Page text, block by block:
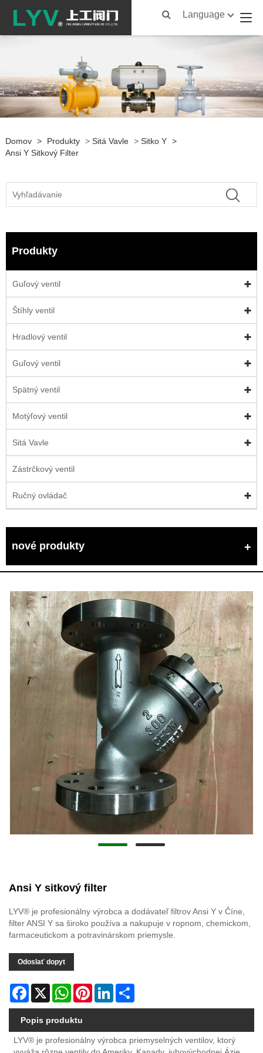
Language
Domov > Produkty > Sitá Vavle > Sitko Y >
Ansi Y Sitkový Filter
Produkty
Guľový ventil
Štíhly ventil
Hradlový ventil
Guľový ventil
Spätný ventil
Motýľový ventil
Sitá Vavle
Zástrčkový ventil
Ručný ovládač
nové produkty
Ansi Y sitkový filter
LYV® je profesionálny výrobca a dodávateľ filtrov Ansi Y v Číne,
filter ANSI Y sa široko používa a nakupuje v ropnom, chemickom,
farmaceutickom a potravinárskom priemysle.
Odoslať dopyt
Facebook
X WhatsAppPinterestLinkedIn
Popis produktu
LYV® je profesionálny výrobca priemyselných ventilov, ktorý